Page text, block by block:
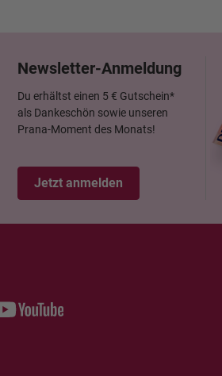
Newsletter-Anmeldung
Du erhältst einen 5 € Gutschein*
als Dankeschön sowie unseren
Prana-Moment des Monats!
Jetzt anmelden